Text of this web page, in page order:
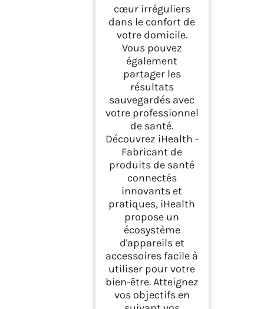
cœur irréguliers
dans le confort de
votre domicile.
Vous pouvez
également
partager les
résultats
sauvegardés avec
votre professionnel
de santé.
Découvrez iHealth -
Fabricant de
produits de santé
connectés
innovants et
pratiques, iHealth
propose un
écosystème
d'appareils et
accessoires facile à
utiliser pour votre
bien-être. Atteignez
vos objectifs en